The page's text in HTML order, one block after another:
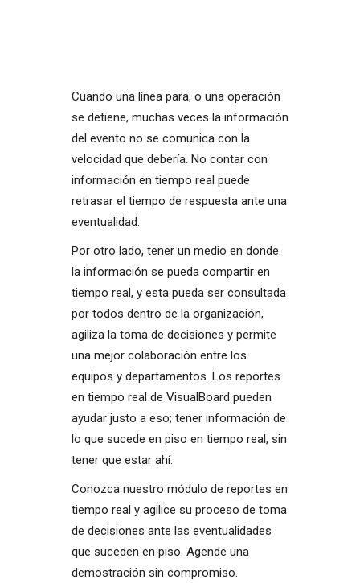
Cuando una línea para, o una operación
se detiene, muchas veces la información
del evento no se comunica con la
velocidad que debería. No contar con
información en tiempo real puede
retrasar el tiempo de respuesta ante una
eventualidad.
Por otro lado, tener un medio en donde
la información se pueda compartir en
tiempo real, y esta pueda ser consultada
por todos dentro de la organización,
agiliza la toma de decisiones y permite
una mejor colaboración entre los
equipos y departamentos. Los reportes
en tiempo real de VisualBoard pueden
ayudar justo a eso; tener información de
lo que sucede en piso en tiempo real, sin
tener que estar ahí.
Conozca nuestro módulo de reportes en
tiempo real y agilice su proceso de toma
de decisiones ante las eventualidades
que suceden en piso. Agende una
demostración sin compromiso.